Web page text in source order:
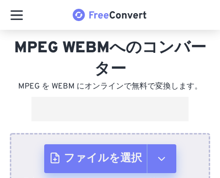
MPEG WEBMへのコンバー
ター
MPEG を WEBM にオンラインで無料で変換します。
ファイルを選択